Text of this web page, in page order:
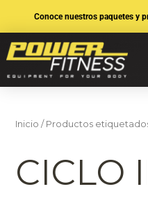
contenido
Conoce nuestros paquetes y
Inicio / Productos etiquetados
CICLO